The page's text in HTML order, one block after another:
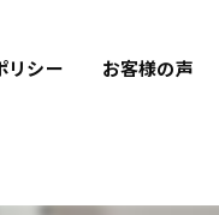
リシー お客様の声